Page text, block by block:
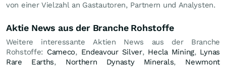
von einer Vielzahl an Gastautoren, Partnern und Analysten.
Aktie News aus der Branche Rohstoffe
Weitere interessante Aktien News aus der Branche
Rohstoffe: Cameco, Endeavour Silver, Hecla Mining, Lynas
Rare Earths, Northern Dynasty Minerals, Newmont